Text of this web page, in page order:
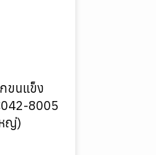
ขนแข็ง
8005
ญ่)